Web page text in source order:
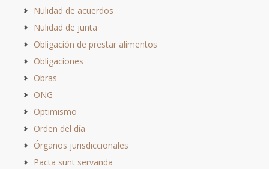
Nulidad de acuerdos
Nulidad de junta
Obligación de prestar alimentos
Obligaciones
Obras
ONG
Optimismo
Orden del día
Órganos jurisdiccionales
Pacta sunt servanda